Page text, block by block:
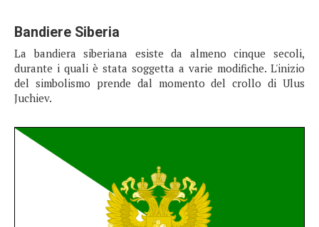
Bandiere Siberia
La bandiera siberiana esiste da almeno cinque secoli,
durante i quali è stata soggetta a varie modifiche. L'inizio
del simbolismo prende dal momento del crollo di Ulus
Juchiev.